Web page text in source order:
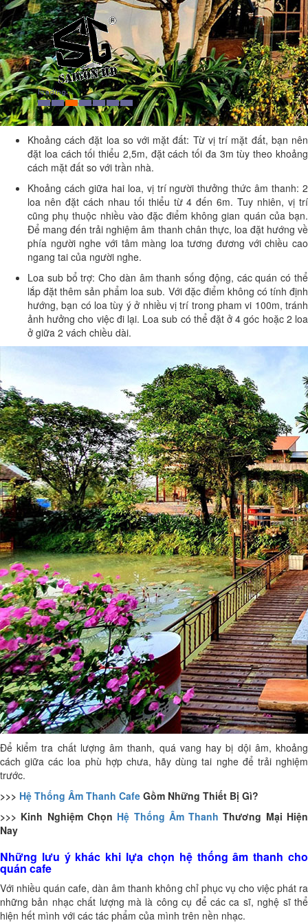
Khoảng cách đặt loa so với mặt đất: Từ vị trí mặt đất, bạn nên
đặt loa cách tối thiểu 2,5m, đặt cách tối đa 3m tùy theo khoảng
cách mặt đất so với trần nhà.
Khoảng cách giữa hai loa, vị trí người thưởng thức âm thanh: 2
loa nên đặt cách nhau tối thiểu từ 4 đến 6m. Tuy nhiên, vị trí
cũng phụ thuộc nhiều vào đặc điểm không gian quán của bạn.
Để mang đến trải nghiệm âm thanh chân thực, loa đặt hướng về
phía người nghe với tâm màng loa tương đương với chiều cao
ngang tai của người nghe.
Loa sub bổ trợ: Cho dàn âm thanh sống động, các quán có thể
lắp đặt thêm sản phẩm loa sub. Với đặc điểm không có tính định
hướng, bạn có loa tùy ý ở nhiều vị trí trong pham vi 100m, tránh
ảnh hưởng cho việc đi lại. Loa sub có thể đặt ở 4 góc hoặc 2 loa
ở giữa 2 vách chiều dài.
Để kiểm tra chất lượng âm thanh, quá vang hay bị dội âm, khoảng
cách giữa các loa phù hợp chưa, hãy dùng tai nghe để trải nghiệm
trước.
>>> Hệ Thống Âm Thanh Cafe Gồm Những Thiết Bị Gì?
>>> Kinh Nghiệm Chọn Hệ Thống Âm Thanh Thương Mại Hiện
Nay
Những lưu ý khác khi lựa chọn hệ thống âm thanh cho
quán cafe
Với nhiều quán cafe, dàn âm thanh không chỉ phục vụ cho việc phát ra
những bản nhạc chất lượng mà là công cụ để các ca sĩ, nghệ sĩ thể
hiện hết mình với các tác phẩm của mình trên nền nhạc.